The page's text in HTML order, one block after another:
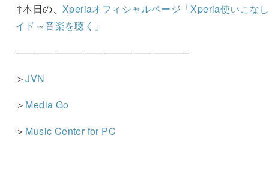
↑本日の、 Xperiaオフィシャルページ「Xperia使いこな
イド～音楽を聴く」
—————————————————–
＞JVN
＞ Media Go
＞ Music Center for PC